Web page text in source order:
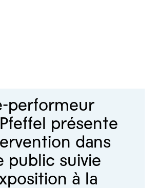
performeur
présente
dans
public suivie
à la